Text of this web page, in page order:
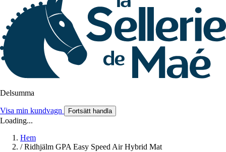
Delsumma
Visa min kundvagn Fortsätt handla
Loading...
Hem
/ Ridhjälm GPA Easy Speed Air Hybrid Mat